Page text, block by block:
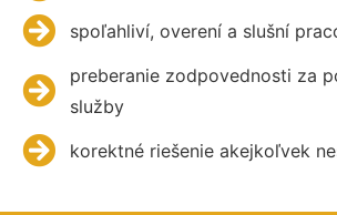
spoľahliví, overení a slušní
preberanie zodpovednosti za
služby
korektné riešenie akejkoľvek